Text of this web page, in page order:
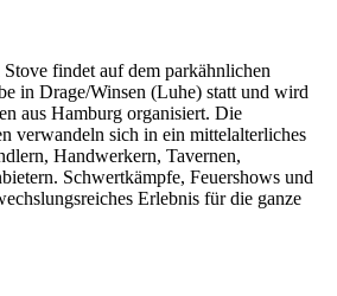
findet auf dem parkähnlichen
in Drage/Winsen (Luhe) statt und wird
aus Hamburg organisiert. Die
verwandeln sich in ein mittelalterliches
Handwerkern, Tavernen,
Schwertkämpfe, Feuershows und
Erlebnis für die ganze